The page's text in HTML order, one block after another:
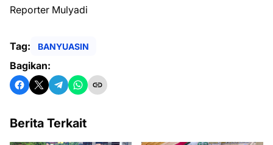
Reporter Mulyadi
Tag: BANYUASIN
Bagikan:
Berita Terkait